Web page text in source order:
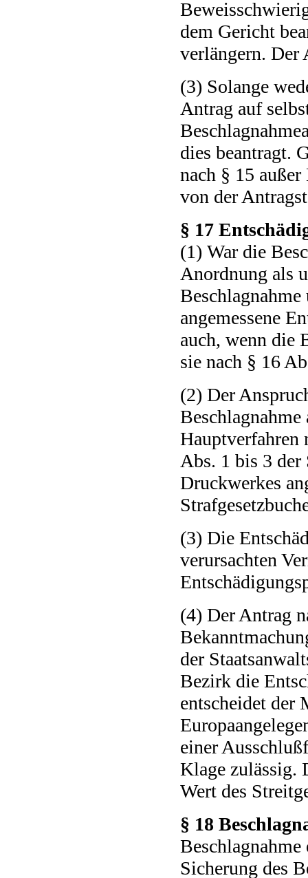
dem Gericht
verlängern. Der
(3) Solange
Antrag auf
dies beantragt.
nach § 15
von der
§ 17
(1) War die
Anordnung als
angemessene
auch, wenn die
sie nach § 16
(2) Der
Hauptverfahren
Abs. 1 bis 3
Druckwerkes
(3) Die
verursachten
(4) Der Antrag
der
Bezirk die
entscheidet der
einer
Klage zulässig.
Wert des
§ 18
Sicherung des